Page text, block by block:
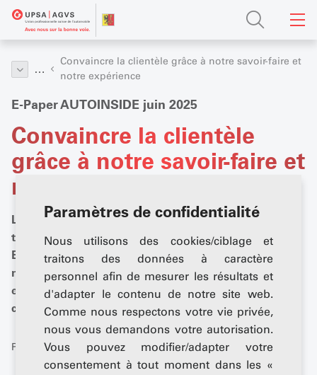
Paramètres de confidentialité
Nous utilisons des cookies/ciblage et
traitons des données à caractère
personnel afin de mesurer les résultats et
d'adapter le contenu de notre site web.
Comme nous respectons votre vie privée,
nous vous demandons votre autorisation.
Vous pouvez modifier/adapter votre
consentement à tout moment dans les «
…
Convaincre la clientèle grâce à notre savoir-faire et
notre expérience
E-Paper AUTOINSIDE juin 2025
Convaincre la clientèle
grâce à notre savoir-faire et
notre expérience
L'édition de juin d'AUTOINSIDE met l'accent sur des
thèmes pratiques : service & technique et occasions.
En effet, avec un équipement adapté et des outils
numériques, les garages peuvent travailler plus
efficacement et de manière plus orientée vers le client,
ce qui constitue un véritable avantage concurrentiel.
Publié: 05 juin 2025